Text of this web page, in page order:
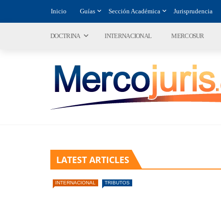
Inicio Guías Sección Académica Jurisprudencia
DOCTRINA INTERNACIONAL MERCOSUR
LATEST ARTICLES
INTERNACIONAL TRIBUTOS